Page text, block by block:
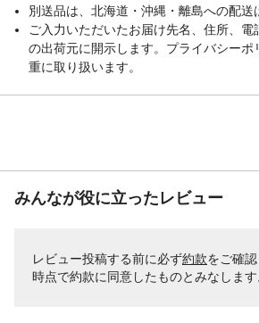
別送品は、北海道・沖縄・離島への配送
ご入力いただいたお届け先名、住所、
の出荷元に開示します。プライバシーポ
重に取り扱います。
みんなが役に立ったレビュー
レビュー投稿する前に必ず約款をご確
時点で約款に同意したものとみなします